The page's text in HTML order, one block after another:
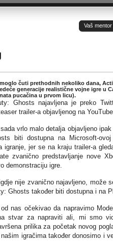
Vaš
čuti prethodnih nekoliko dana,
generacije realistične vojne igre u
pucačina u prvom licu).
Ghosts najavljena je preko
trailer-a objavljenog na
vrlo malo detalja objavljeno
biti dostupna na Microsoft-ovoj
igranje, jer se na kraju trailer-a
zvanično predstavljanje nove
demonstraciju igre.
nije zvanično najavljeno, može
Ghosts također biti dostupna i na
nas očekivao da napravimo
stvar za napraviti ali, mi smo
prilika za početak novog
igračima također donosimo i